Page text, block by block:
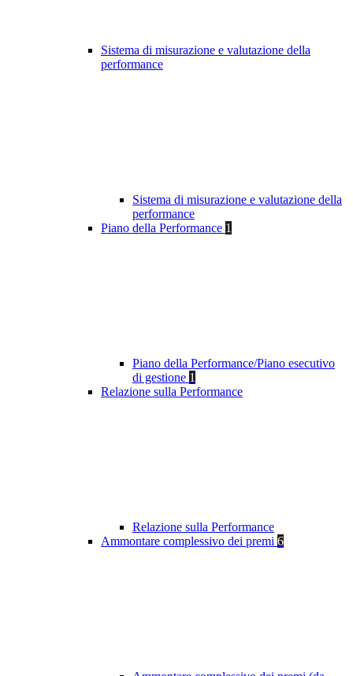
Sistema di misurazione e valutazione della
performance
Sistema di misurazione e valutazione della
performance
Piano della Performance 1
Piano della Performance/Piano esecutivo
di gestione 1
Relazione sulla Performance
Relazione sulla Performance
Ammontare complessivo dei premi 6